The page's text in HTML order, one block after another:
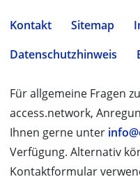
Kontakt Sitemap
Datenschutzhinweis
Für allgemeine Fragen
access.network,
Ihnen gerne unter
Verfügung. Alternativ
Kontaktformular